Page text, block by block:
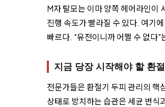
M자 탈모는 이마 양쪽 헤어라인이
진행 속도가 빨라질 수 있다. 여기
빠르다. "유전이니까 어쩔 수 없다"
지금 당장 시작해야 할 환
전문가들은 환절기 두피 관리의
상태로 방치하는 습관은 세균 번식